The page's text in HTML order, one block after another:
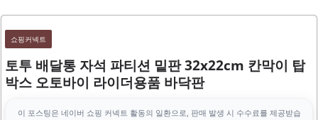
쇼핑커넥트
토투 배달통 자석 파티션 밑판 32x22cm 칸막이 탑
박스 오토바이 라이더용품 바닥판
이 포스팅은 네이버 쇼핑 커넥트 활동의 일환으로, 판매 발생 시 수수료를 제공받습